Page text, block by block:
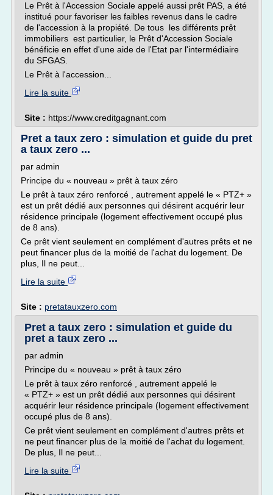
Le Prêt à l'Accession Sociale appelé aussi prêt PAS, a été
institué pour favoriser les faibles revenus dans le cadre
de l'accession à la propiété. De tous les différents prêt
immobiliers est particulier, le Prêt d'Accession Sociale
bénéficie en effet d'une aide de l'Etat par l'intermédiaire
du SFGAS.
Le Prêt à l'accession...
Lire la suite
Site : https://www.creditgagnant.com
Pret a taux zero : simulation et guide du pret
a taux zero ...
par admin
Principe du « nouveau » prêt à taux zéro
Le prêt à taux zéro renforcé , autrement appelé le « PTZ+ »
est un prêt dédié aux personnes qui désirent acquérir leur
résidence principale (logement effectivement occupé plus
de 8 ans).
Ce prêt vient seulement en complément d'autres prêts et ne
peut financer plus de la moitié de l'achat du logement. De
plus, Il ne peut...
Lire la suite
Site : pretatauxzero.com
Pret a taux zero : simulation et guide du
pret a taux zero ...
par admin
Principe du « nouveau » prêt à taux zéro
Le prêt à taux zéro renforcé , autrement appelé le
« PTZ+ » est un prêt dédié aux personnes qui désirent
acquérir leur résidence principale (logement effectivement
occupé plus de 8 ans).
Ce prêt vient seulement en complément d'autres prêts et
ne peut financer plus de la moitié de l'achat du logement.
De plus, Il ne peut...
Lire la suite